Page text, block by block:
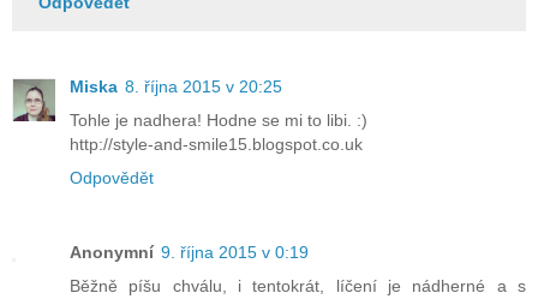
Miska 8. října 2015 v 20:25
Tohle je nadhera! Hodne se mi to libi. :)
http://style-and-smile15.blogspot.co.uk
Odpovědět
Anonymní 9. října 2015 v 0:19
Běžně píšu chválu, i tentokrát, líčení je nádherné a s